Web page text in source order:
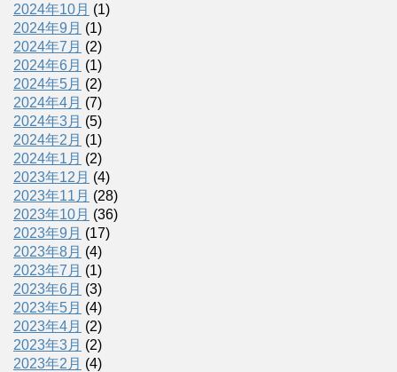
2024年10月 (1)
2024年9月 (1)
2024年7月 (2)
2024年6月 (1)
2024年5月 (2)
2024年4月 (7)
2024年3月 (5)
2024年2月 (1)
2024年1月 (2)
2023年12月 (4)
2023年11月 (28)
2023年10月 (36)
2023年9月 (17)
2023年8月 (4)
2023年7月 (1)
2023年6月 (3)
2023年5月 (4)
2023年4月 (2)
2023年3月 (2)
2023年2月 (4)